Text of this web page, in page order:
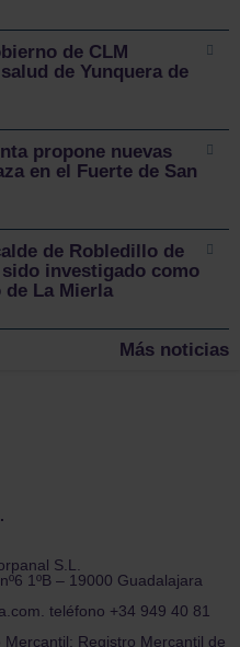
de CLM
de Yunquera de
propone nuevas
en el Fuerte de San
de Robledillo de
investigado como
La Mierla
Más noticias
S.L.
1ºB – 19000 Guadalajara
teléfono +34 949 40 81
Registro Mercantil de